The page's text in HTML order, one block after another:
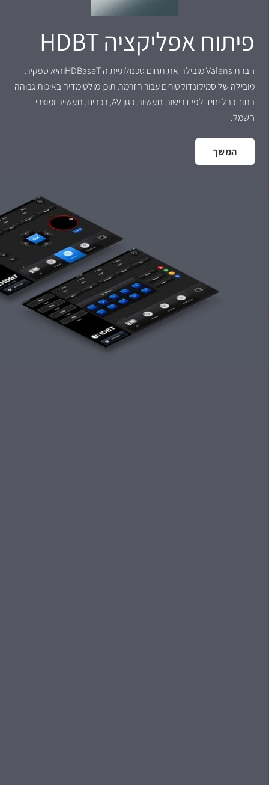
פיתוח אפליקציה HDBT
חברת Valens מובילה את תחום טכנולוגיית ה HDBaseTוהיא ספקית
מובילה של סמיקונדוקטורים עבור הזרמת תוכן מולטימדיה באיכות גבוהה
בתוך כבל יחיד לפי דרישות תעשיות כגון AV, רכבים, תעשייה ומוצרי
חשמל.
המשך